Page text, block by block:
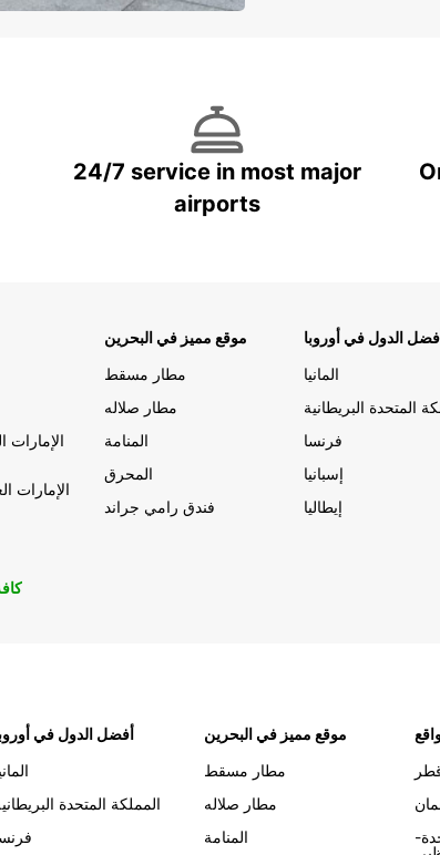
24/7 service in most major
airports
الإمارات
الإمارات
موقع مميز في البحرين
مطار مسقط
مطار صلاله
المنامة
المحرق
فندق رامي جراند
الدول في أوروبا
المانيا
المتحدة البريطانية
فرنسا
إسبانيا
إيطاليا
أفضل الدول في
المملكة المتحدة
موقع مميز في البحرين
مطار مسقط
مطار صلاله
المنامة